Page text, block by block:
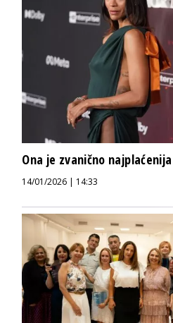
Ona je zvanično
14/01/2026 | 14:33